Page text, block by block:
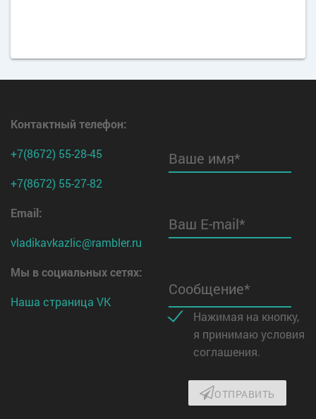
Контактный телефон:
+7(8672) 55-28-45
+7(8672) 55-27-82
Email:
vladikavkazlic@rambler.ru
Мы в социальных сетях:
Наша страница VK
Ваше имя*
Ваш E-mail*
Сообщение*
Нажимая на кнопку,
я принимаю условия
соглашения.
ОТПРАВИТЬ